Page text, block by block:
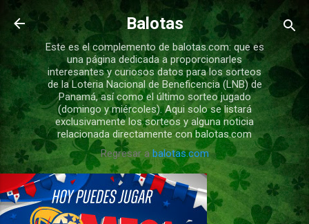
Ir al contenido principal
Balotas
Este es el complemento de balotas.com: que es
una página dedicada a proporcionarles
interesantes y curiosos datos para los sorteos
de la Loteria Nacional de Beneficencia (LNB) de
Panamá, así como el último sorteo jugado
(domingo y miércoles). Aqui solo se listará
exclusivamente los sorteos y alguna noticia
relacionada directamente con balotas.com
Regresar a balotas.com